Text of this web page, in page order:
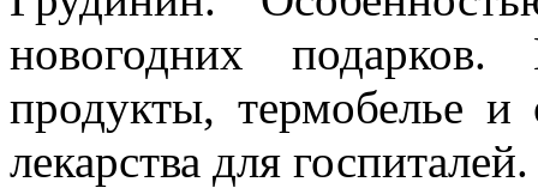
новогодних
продукты, термобелье
лекарства для госпиталей.